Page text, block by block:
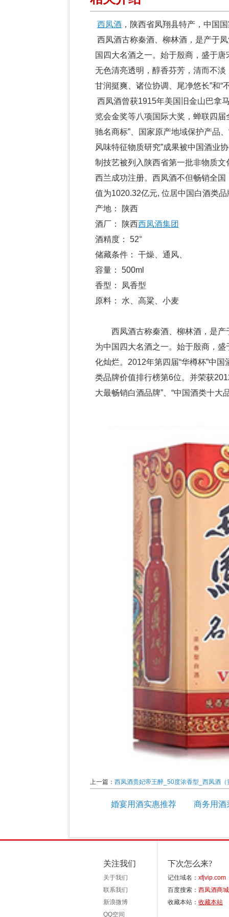
西凤酒 ，陕西省凤翔县特产，中国
西凤酒古称秦酒、柳林酒，是产于
国四大名酒之一。始于殷商，盛于
无色清亮透明，醇香芬芳，清而不
甘润挺爽、诸位协调、尾净悠长”和“
西凤酒曾获1915年美国旧金山巴拿
览会金奖等八项国际大奖，蝉联四届
驰名商标”、国家原产地域保护产品
风味特征物质研究”成果被中国酒业
制技艺被列入陕西省第一批非物质
西兰成功注册。西凤酒不但畅销全
值为1020.32亿元, 位居中国白酒类
产地： 陕西
酒厂： 陕西西凤酒集团
酒精度： 52°
储藏条件： 干燥、通风、
容量： 500ml
香型： 凤香型
原料： 水、高粱、小麦
西凤酒古称秦酒、柳林酒，是产
为中国四大名酒之一。始于殷商，
化灿烂。2012年第四届“华樽杯”中
类品牌价值排行榜第6位。并荣获
大最畅销白酒品牌”、“中国酒类十大
上一篇： 西凤酒贵妃帝王醉_50度浓香型_西凤酒（
婚宴用酒实惠推荐 商务用酒
关注我们
关于我们
联系我们
新浪微博
QQ空间
下次怎么来?
记住域名： xfjvip.com
百度搜索： 西凤酒商城
收藏本站： 收藏本站